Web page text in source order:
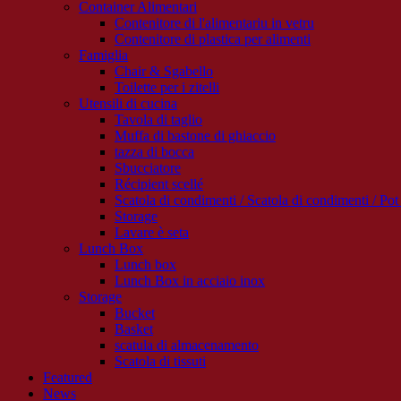
Container Alimentari
Contenitore di l'alimentariu in vetru
Contenitore di plastica per alimenti
Famiglia
Chair & Sgabello
Toilette per i zitelli
Utensili di cucina
Tavola di taglio
Muffa di bastone di ghiaccio
tazza di bocca
Sbucciatore
Récipient scellé
Scatola di condimenti / Scatola di condimenti /
Storage
Lavare è seta
Lunch Box
Lunch box
Lunch Box in acciaio inox
Storage
Bucket
Basket
scatula di almacenamento
Scatola di tissuti
Featured
News